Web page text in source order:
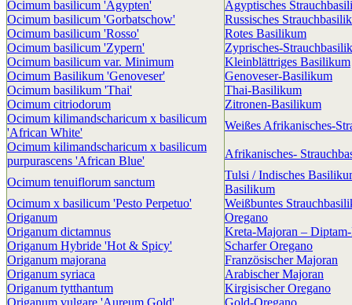
Ocimum basilicum 'Ägypten'
Ägyptisches
Ocimum basilicum 'Gorbatschow'
Russisches
Ocimum basilicum 'Rosso'
Rotes Basilikum
Ocimum basilicum 'Zypern'
Zyprisches-
Ocimum basilicum var. Minimum
Kleinblättriges Basilikum
Ocimum Basilikum 'Genoveser'
Genoveser-Basilikum
Ocimum basilikum 'Thai'
Thai-Basilikum
Ocimum citriodorum
Zitronen-Basilikum
Ocimum kilimandscharicum x basilicum
'African White'
Weißes Afrikanisches-
Ocimum kilimandscharicum x basilicum
purpurascens 'African Blue'
Afrikanisches-
Ocimum tenuiflorum sanctum
Tulsi / Indisches
Basilikum
Ocimum x basilicum 'Pesto Perpetuo'
Weißbuntes
Origanum
Oregano
Origanum dictamnus
Kreta-Majoran –
Origanum Hybride 'Hot & Spicy'
Scharfer Oregano
Origanum majorana
Französischer Majoran
Origanum syriaca
Arabischer Majoran
Origanum tytthantum
Kirgisischer Oregano
Origanum vulgare 'Aureum Gold'
Gold-Oregano